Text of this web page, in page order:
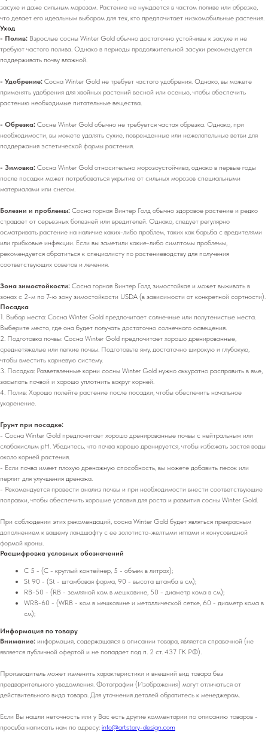
засухе и даже сильным морозам. Растение не нуждается в частом поливе или обрезке,
что делает его идеальным выбором для тех, кто предпочитает низкомобильные растения.
Уход
- Полив: Взрослые сосны Winter Gold обычно достаточно устойчивы к засухе и не
требуют частого полива. Однако в периоды продолжительной засухи рекомендуется
поддерживать почву влажной.
- Удобрение: Сосна Winter Gold не требует частого удобрения. Однако, вы можете
применять удобрения для хвойных растений весной или осенью, чтобы обеспечить
растению необходимые питательные вещества.
- Обрезка: Сосне Winter Gold обычно не требуется частая обрезка. Однако, при
необходимости, вы можете удалять сухие, поврежденные или нежелательные ветви для
поддержания эстетической формы растения.
- Зимовка: Сосна Winter Gold относительно морозоустойчива, однако в первые годы
после посадки может потребоваться укрытие от сильных морозов специальными
материалами или снегом.
Болезни и проблемы: Сосна горная Винтер Голд обычно здоровое растение и редко
страдает от серьезных болезней или вредителей. Однако, следует регулярно
осматривать растение на наличие каких-либо проблем, таких как борьба с вредителями
или грибковые инфекции. Если вы заметили какие-либо симптомы проблемы,
рекомендуется обратиться к специалисту по растениеводству для получения
соответствующих советов и лечения.
Зона зимостойкости: Сосна горная Винтер Голд зимостойкая и может выживать в
зонах с 2-м по 7-ю зону зимостойкости USDA (в зависимости от конкретной сортности).
Посадка
1. Выбор места: Сосна Winter Gold предпочитает солнечные или полутенистые места.
Выберите место, где она будет получать достаточно солнечного освещения.
2. Подготовка почвы: Сосна Winter Gold предпочитает хорошо дренированные,
среднетяжелые или легкие почвы. Подготовьте яму, достаточно широкую и глубокую,
чтобы вместить корневую систему.
3. Посадка: Разветвленные корни сосны Winter Gold нужно аккуратно расправить в яме,
засыпать почвой и хорошо уплотнить вокруг корней.
4. Полив: Хорошо полейте растение после посадки, чтобы обеспечить начальное
укоренение.
Грунт при посадке:
- Сосна Winter Gold предпочитает хорошо дренированные почвы с нейтральным или
слабокислым pH. Убедитесь, что почва хорошо дренируется, чтобы избежать застоя воды
около корней растения.
- Если почва имеет плохую дренажную способность, вы можете добавить песок или
перлит для улучшения дренажа.
- Рекомендуется провести анализ почвы и при необходимости внести соответствующие
поправки, чтобы обеспечить хорошие условия для роста и развития сосны Winter Gold.
При соблюдении этих рекомендаций, сосна Winter Gold будет являться прекрасным
дополнением к вашему ландшафту с ее золотисто-желтыми иглами и конусовидной
формой кроны.
Расшифровка условных обозначений
C 5 - (C - круглый контейнер, 5 - объем в литрах);
St 90 - (St - штамбовая форма, 90 - высота штамба в см);
RB-50 - (RB - земляной ком в мешковине, 50 - диаметр кома в см);
WRB-60 - (WRB - ком в мешковине и металлической сетке, 60 - диаметр кома в
см);
Информация по товару
Внимание: информация, содержащаяся в описании товара, является справочной (не
является публичной офертой и не попадает под п. 2 ст. 437 ГК РФ).
Производитель может изменить характеристики и внешний вид товара без
предварительного уведомления. Фотографии (Изображения) могут отличаться от
действительного вида товара. Для уточнения деталей обратитесь к менеджерам.
Если Вы нашли неточность или у Вас есть другие комментарии по описанию товаров -
просьба написать нам по адресу: info@artstory-design.com